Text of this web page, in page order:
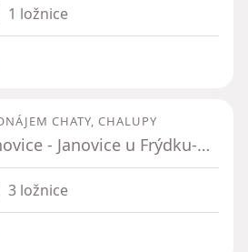
1 ložnice
CHATY, CHALUPY
Janovice - Janovice u Frýdku-Místku, Moravskoslezský kraj
3 ložnice